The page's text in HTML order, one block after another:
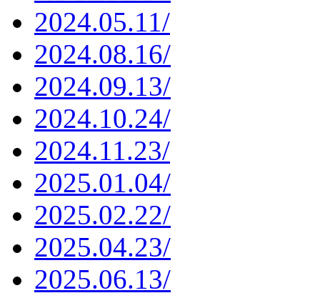
2024.05.11/
2024.08.16/
2024.09.13/
2024.10.24/
2024.11.23/
2025.01.04/
2025.02.22/
2025.04.23/
2025.06.13/